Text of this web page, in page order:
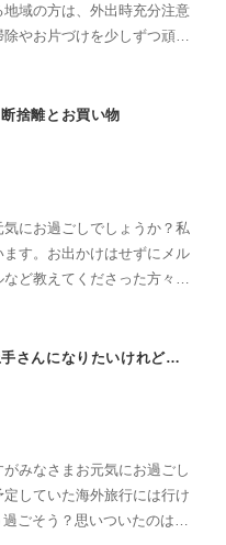
域の方は、外出時充分注意
やお片づけを少しずつ頑張
断捨離とお買い物
にお過ごしでしょうか？私
す。お出かけはせずにメル
ど教えてくださった方々あ
さんになりたいけれど…
みなさまお元気にお過ごし
していた海外旅行には行け
ごそう？思いついたのは暮